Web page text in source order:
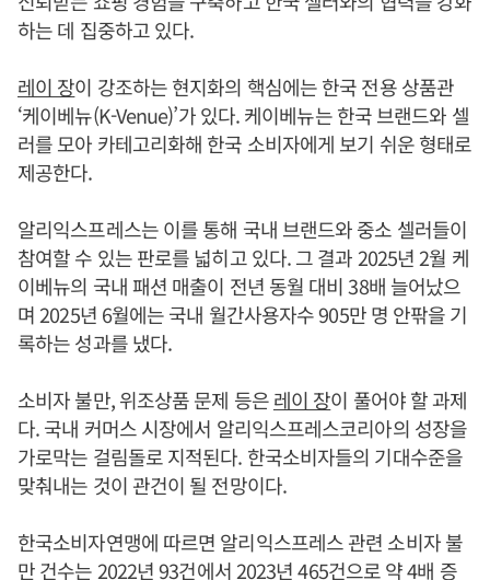
하는 데 집중하고 있다.
레이 장이 강조하는 현지화의 핵심에는 한국 전용 상품관
‘케이베뉴(K-Venue)’가 있다. 케이베뉴는 한국 브랜드와 셀
러를 모아 카테고리화해 한국 소비자에게 보기 쉬운 형태로
제공한다.
알리익스프레스는 이를 통해 국내 브랜드와 중소 셀러들이
참여할 수 있는 판로를 넓히고 있다. 그 결과 2025년 2월 케
이베뉴의 국내 패션 매출이 전년 동월 대비 38배 늘어났으
며 2025년 6월에는 국내 월간사용자수 905만 명 안팎을 기
록하는 성과를 냈다.
소비자 불만, 위조상품 문제 등은레이 장이 풀어야 할 과제
다. 국내 커머스 시장에서 알리익스프레스코리아의 성장을
가로막는 걸림돌로 지적된다. 한국소비자들의 기대수준을
맞춰내는 것이 관건이 될 전망이다.
한국소비자연맹에 따르면 알리익스프레스 관련 소비자 불
만 건수는 2022년 93건에서 2023년 465건으로 약 4배 증